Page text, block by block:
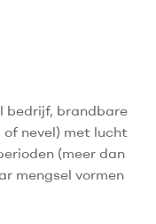
bedrijf, brandbare
nevel) met lucht
(meer dan
mengsel vormen